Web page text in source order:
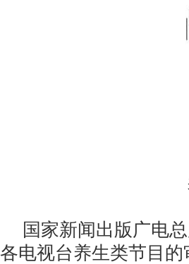
养
国家新闻出版广电
各电视台养生类节目